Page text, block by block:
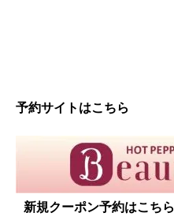
予約サイトはこちら
新規クーポン予約はこちら